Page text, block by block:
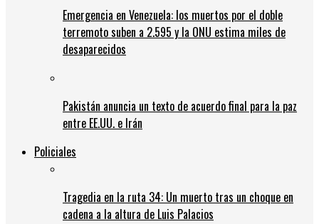
Emergencia en Venezuela: los muertos por el doble
terremoto suben a 2.595 y la ONU estima miles de
desaparecidos
Pakistán anuncia un texto de acuerdo final para la paz
entre EE.UU. e Irán
Policiales
Tragedia en la ruta 34: Un muerto tras un choque en
cadena a la altura de Luis Palacios